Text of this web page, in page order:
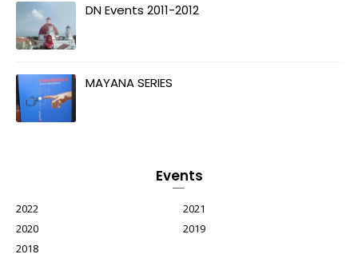
DN Events 2011-2012
MAYANA SERIES
Events
2022
2021
2020
2019
2018